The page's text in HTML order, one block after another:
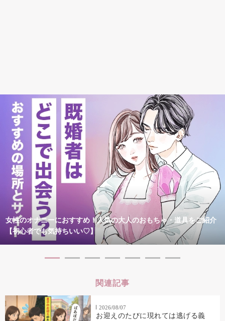
女性のオナニーにおすすめ！人気の大人のおもちゃ・道具をご紹介
【初心者でも気持ちいい♡】
関連記事
2026/08/07
お迎えのたびに現れては逃げる義